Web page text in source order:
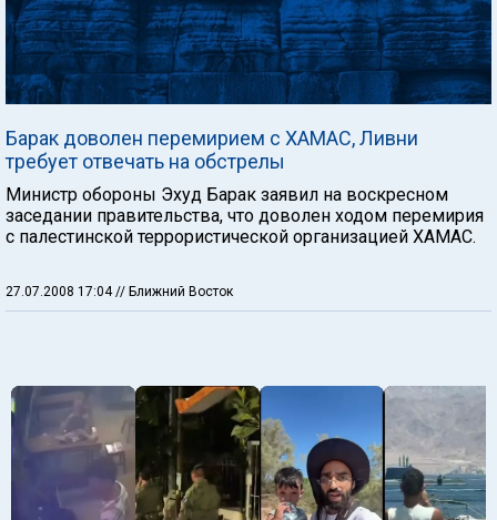
Барак доволен перемирием с ХАМАС, Ливни
требует отвечать на обстрелы
Министр обороны Эхуд Барак заявил на воскресном
заседании правительства, что доволен ходом перемирия
с палестинской террористической организацией ХАМАС.
27.07.2008 17:04 // Ближний Восток